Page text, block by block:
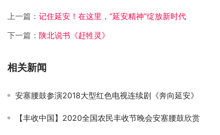
上一篇： 记住延安！在这里，“延安精神”绽放新时代
下一篇： 陕北说书《赶牲灵》
相关新闻
安塞腰鼓参演2018大型红色电视连续剧《奔向延安》
【丰收中国】2020全国农民丰收节晚会安塞腰鼓欣赏